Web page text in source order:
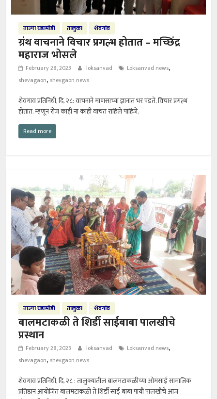
ताज्या घडामोडी तालुका शेवगांव
ग्रंथ वाचनाने विचार प्रगल्भ होतात – मच्छिंद्र
महाराज भोसले
February 28, 2023 loksanvad Loksanvad news,
shevagaon, shevgaon news
शेवगाव प्रतिनिधी, दि. २८: वाचनाने माणसाच्या ज्ञानात भर पडते. विचार प्रगल्भ
होतात. म्हणून रोज काही ना काही वाचत राहिले पाहिजे.
Read more
ताज्या घडामोडी तालुका शेवगांव
बालमटाकळी ते शिर्डी साईबाबा पालखीचे
प्रस्थान
February 28, 2023 loksanvad Loksanvad news,
shevagaon, shevgaon news
शेवगाव प्रतिनिधी, दि. २८ : तालुक्यातील बालमटाकळीच्या ओमसाई सामाजिक
प्रतिष्ठान आयोजित बालमटाकळी ते शिर्डी साई बाबा पायी पालखीचे आज